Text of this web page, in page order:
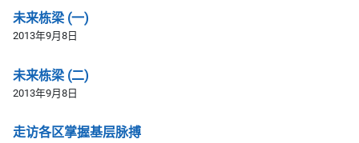
未来栋梁 (一)
2013年9月8日
未来栋梁 (二)
2013年9月8日
走访各区掌握基层脉搏